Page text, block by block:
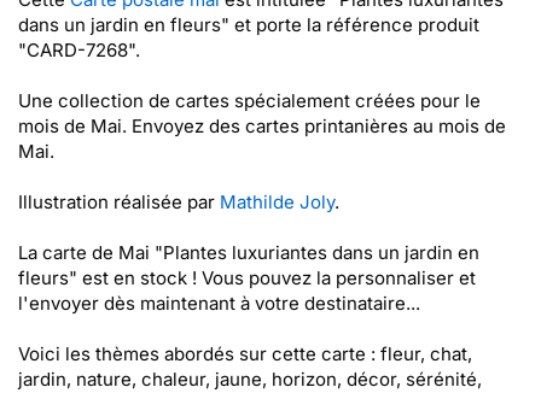
dans un jardin en fleurs" et porte la référence produit
"CARD-7268".
Une collection de cartes spécialement créées pour le
mois de Mai. Envoyez des cartes printanières au mois de
Mai.
Illustration réalisée par Mathilde Joly.
La carte de Mai "Plantes luxuriantes dans un jardin en
fleurs" est en stock ! Vous pouvez la personnaliser et
l'envoyer dès maintenant à votre destinataire...
Voici les thèmes abordés sur cette carte : fleur, chat,
jardin, nature, chaleur, jaune, horizon, décor, sérénité,